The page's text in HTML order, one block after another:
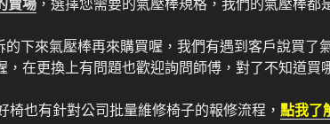
的下來氣壓棒再來購買喔，我們有遇到客戶說買了
，在更換上有問題也歡迎詢問師傅，對了不知道買
椅也有針對公司批量維修椅子的報修流程， 點我了